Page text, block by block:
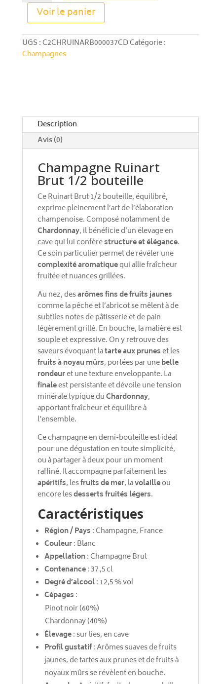
Champagne
Ruinart
Brut
1/2
bouteille
Voir le panier
A
l
e
:
UGS :C2CHRUINARB000037CDCatégorie :
Champagnes
Description
Avis (0)
Champagne Ruinart
Brut 1/2 bouteille
Ce Ruinart Brut 1/2 bouteille, équilibré,
exprime pleinement l’art de l’élaboration
champenoise. Composé notamment de
Chardonnay, il bénéficie d’un élevage en
cave qui lui confèrestructure et élégance.
Ce soin particulier permet de révéler une
complexité aromatiquequi allie fraîcheur
fruitée et nuances grillées.
Au nez, desarômes fins de fruits jaunes
comme la pêche et l’abricot se mêlent à de
subtiles notes de pâtisserie et de pain
légèrement grillé. En bouche, la matière est
souple et expressive. On y retrouve des
saveurs évoquant latarte aux pruneset les
fruits à noyau mûrs, portées par unebelle
rondeuret une texture enveloppante. La
finaleest persistante et dévoile une tension
minérale typique duChardonnay,
apportant fraîcheur et équilibre à
l’ensemble.
Ce champagne en demi-bouteille est idéal
pour une dégustation en toute simplicité,
ou à partager à deux pour un moment
raffiné. Il accompagne parfaitement les
apéritifs, lesfruits de mer, lavolailleou
encore lesdesserts fruités légers.
Caractéristiques
Région / Pays : Champagne, France
Couleur: Blanc
Appellation: Champagne Brut
Contenance: 37 ,5 cl
Degré d’alcool: 12,5 % vol
Cépages :
Pinot noir (60%)
Chardonnay (40%)
Élevage: sur lies, en cave
Profil gustatif: Arômes suaves de fruits
jaunes, de tartes aux prunes et de fruits à
noyaux mûrs se révèlent en bouche.